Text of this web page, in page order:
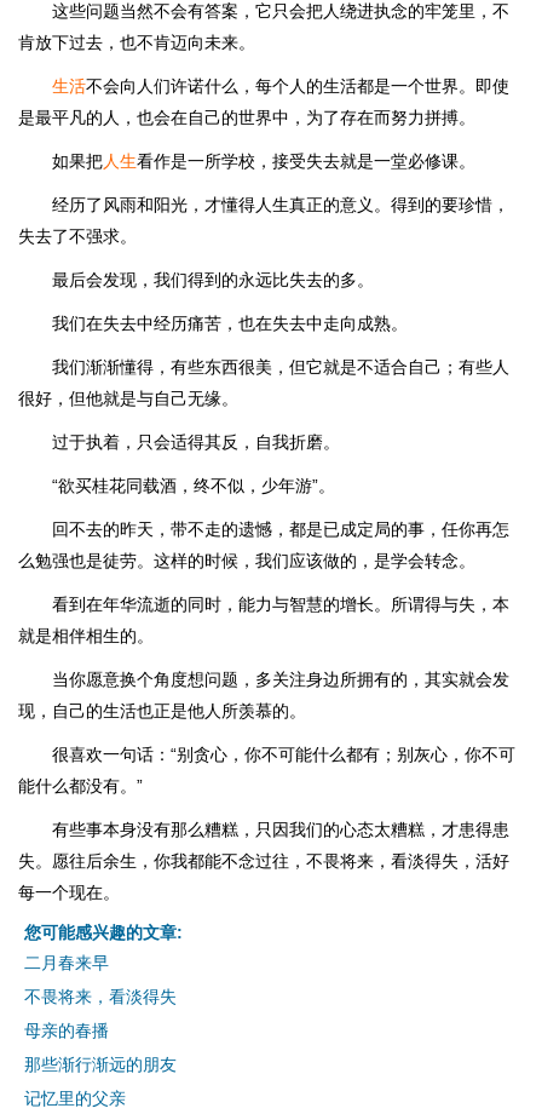
这些问题当然不会有答案，它只会把人绕进执念的牢笼里，不
肯放下过去，也不肯迈向未来。
生活不会向人们许诺什么，每个人的生活都是一个世界。即使
是最平凡的人，也会在自己的世界中，为了存在而努力拼搏。
如果把人生看作是一所学校，接受失去就是一堂必修课。
经历了风雨和阳光，才懂得人生真正的意义。得到的要珍惜，
失去了不强求。
最后会发现，我们得到的永远比失去的多。
我们在失去中经历痛苦，也在失去中走向成熟。
我们渐渐懂得，有些东西很美，但它就是不适合自己；有些人
很好，但他就是与自己无缘。
过于执着，只会适得其反，自我折磨。
“欲买桂花同载酒，终不似，少年游”。
回不去的昨天，带不走的遗憾，都是已成定局的事，任你再怎
么勉强也是徒劳。这样的时候，我们应该做的，是学会转念。
看到在年华流逝的同时，能力与智慧的增长。所谓得与失，本
就是相伴相生的。
当你愿意换个角度想问题，多关注身边所拥有的，其实就会发
现，自己的生活也正是他人所羡慕的。
很喜欢一句话：“别贪心，你不可能什么都有；别灰心，你不可
能什么都没有。”
有些事本身没有那么糟糕，只因我们的心态太糟糕，才患得患
失。愿往后余生，你我都能不念过往，不畏将来，看淡得失，活好
每一个现在。
您可能感兴趣的文章:
二月春来早
不畏将来，看淡得失
母亲的春播
那些渐行渐远的朋友
记忆里的父亲